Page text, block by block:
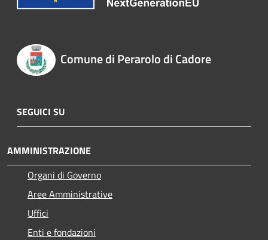
Comune di Perarolo di Cadore
SEGUICI SU
AMMINISTRAZIONE
Organi di Governo
Aree Amministrative
Uffici
Enti e fondazioni